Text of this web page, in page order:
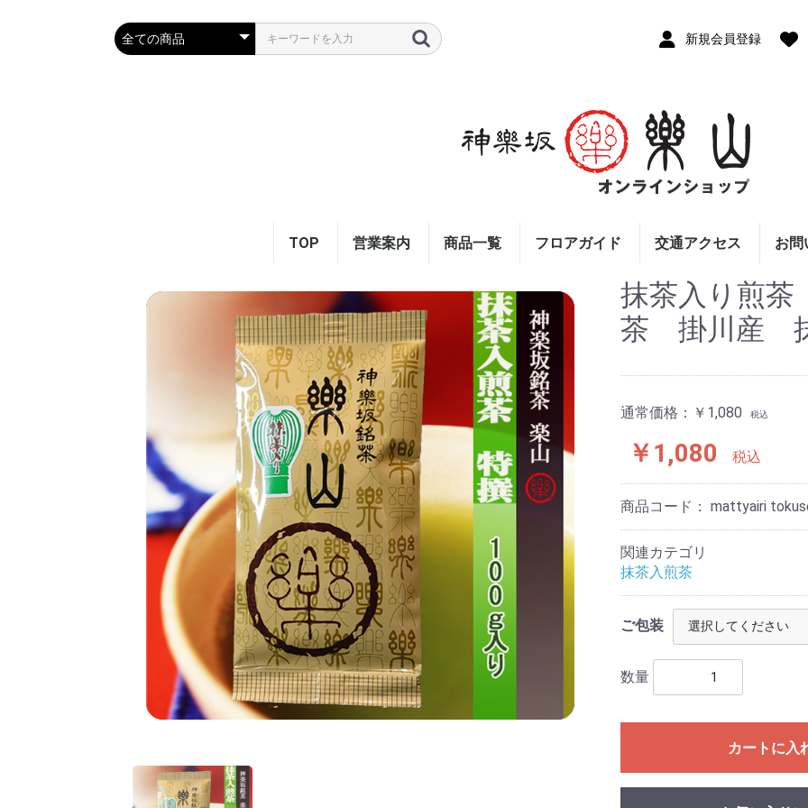
新規会員登録
TOP 営業案内 商品一覧 フロアガイド 交通アクセス お問
抹茶入り煎
茶 掛川産
通常価格： ￥1,080 税込
￥1,080 税込
商品コード： mattyairi
関連カテゴリ
抹茶入煎茶
ご包装
数量
カートに入